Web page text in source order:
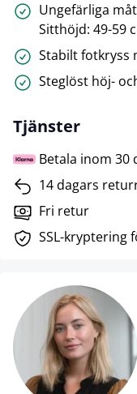
Ungefärliga
Sitthöjd: 49-59
Stabilt fotkryss
Steglöst höj-
Tjänster
Betala inom 30
14 dagars
Fri retur
SSL-kryptering